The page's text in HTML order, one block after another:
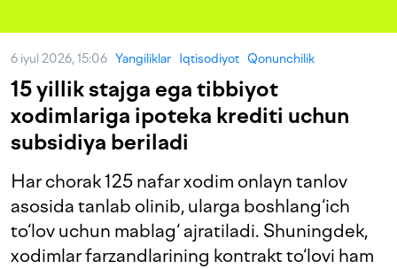
6 iyul 2026, 15:06 Yangiliklar Iqtisodiyot Qonunchilik
15 yillik stajga ega tibbiyot
xodimlariga ipoteka krediti uchun
subsidiya beriladi
Har chorak 125 nafar xodim onlayn tanlov
asosida tanlab olinib, ularga boshlang‘ich
to‘lov uchun mablag‘ ajratiladi. Shuningdek,
xodimlar farzandlarining kontrakt to‘lovi ham